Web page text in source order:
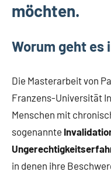
möchten.
Worum geht es
Die Masterarbeit von
Franzens-Universität
Menschen mit
sogenannte
in denen ihre